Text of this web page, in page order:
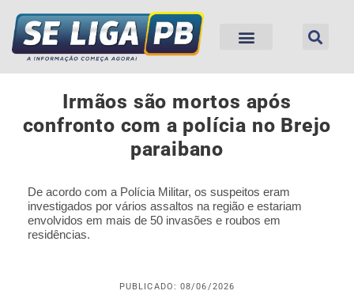
Irmãos são mortos após
confronto com a polícia no Brejo
paraibano
De acordo com a Polícia Militar, os suspeitos eram
investigados por vários assaltos na região e estariam
envolvidos em mais de 50 invasões e roubos em
residências.
PUBLICADO: 08/06/2026